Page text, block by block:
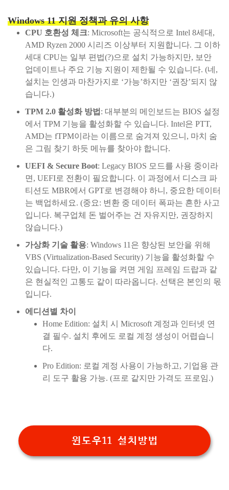
Windows 11 지원 정책과 유의 사항
CPU 호환성 체크: Microsoft는 공식적으로 Intel 8세대,
AMD Ryzen 2000 시리즈 이상부터 지원합니다. 그 이하
세대 CPU는 일부 편법(?)으로 설치 가능하지만, 보안
업데이트나 주요 기능 지원이 제한될 수 있습니다. (네,
설치는 인생과 마찬가지로 ‘가능’하지만 ‘권장’되지 않
습니다.)
TPM 2.0 활성화 방법 : 대부분의 메인보드는 BIOS 설정
에서 TPM 기능을 활성화할 수 있습니다. Intel은 PTT,
AMD는 fTPM이라는 이름으로 숨겨져 있으니, 마치 숨
은 그림 찾기 하듯 메뉴를 찾아야 합니다.
UEFI & Secure Boot: Legacy BIOS 모드를 사용 중이라
면, UEFI로 전환이 필요합니다. 이 과정에서 디스크 파
티션도 MBR에서 GPT로 변경해야 하니, 중요한 데이터
는 백업하세요. (중요: 변환 중 데이터 폭파는 흔한 사고
입니다. 복구업체 돈 벌어주는 건 자유지만, 권장하지
않습니다.)
가상화 기술 활용: Windows 11은 향상된 보안을 위해
VBS (Virtualization-Based Security) 기능을 활성화할 수
있습니다. 다만, 이 기능을 켜면 게임 프레임 드랍과 같
은 현실적인 고통도 같이 따라옵니다. 선택은 본인의 몫
입니다.
에디션별 차이
Home Edition: 설치 시 Microsoft 계정과 인터넷 연
결 필수. 설치 후에도 로컬 계정 생성이 어렵습니
다.
Pro Edition: 로컬 계정 사용이 가능하고, 기업용 관
리 도구 활용 가능. (프로 같지만 가격도 프로임.)
윈도우11 설치방법